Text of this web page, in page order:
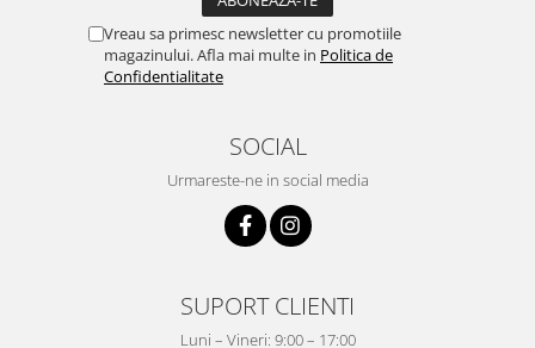
Vreau sa primesc newsletter cu promotiile
magazinului. Afla mai multe in Politica de
Confidentialitate
SOCIAL
Urmareste-ne in social media
SUPORT CLIENTI
Luni – Vineri: 9:00 – 17:00